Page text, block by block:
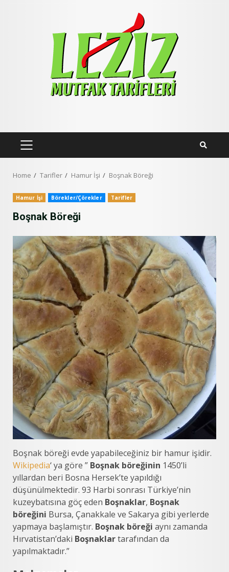
PRIMARY
Home Tarifler Hamur İşi Boşnak Böreği
Hamur İşi Börekler/Çörekler Tarifler
Boşnak Böreği
Boşnak böreği evde yapabileceğiniz bir hamur işidir.
Wikipedia‘ ya göre ” Boşnak böreğinin 1450’li
yıllardan beri Bosna Hersek’te yapıldığı
düşünülmektedir. 93 Harbi sonrası Türkiye’nin
kuzeybatısına göç eden Boşnaklar, Boşnak
böreğini Bursa, Çanakkale ve Sakarya gibi yerlerde
yapmaya başlamıştır. Boşnak böreği aynı zamanda
Hırvatistan’daki Boşnaklartarafından da
yapılmaktadır.”